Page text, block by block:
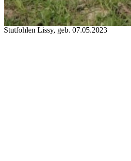
Stutfohlen Lissy, geb. 07.05.2023